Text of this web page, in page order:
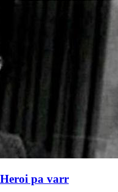
pa varr